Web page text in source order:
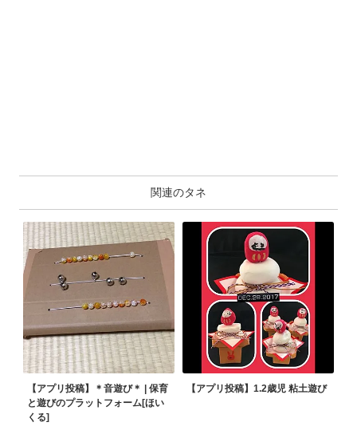
関連のタネ
【アプリ投稿】＊音遊び＊ | 保育
と遊びのプラットフォーム[ほい
くる]
【アプリ投稿】1.2歳児 粘土遊び